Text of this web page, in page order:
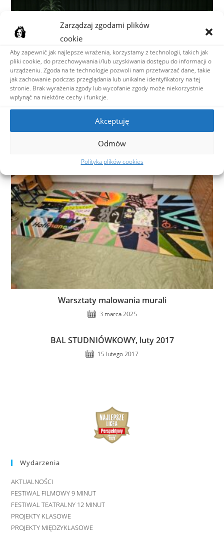
Zarządzaj zgodami plików
cookie
Aby zapewnić jak najlepsze wrażenia, korzystamy z technologii, takich jak
pliki cookie, do przechowywania i/lub uzyskiwania dostępu do informacji o
urządzeniu. Zgoda na te technologie pozwoli nam przetwarzać dane, takie
jak zachowanie podczas przeglądania lub unikalne identyfikatory na tej
stronie. Brak wyrażenia zgody lub wycofanie zgody może niekorzystnie
wpłynąć na niektóre cechy i funkcje.
Akceptuję
Odmów
Polityka plików cookies
Dzień otwarty dla kandydatów '2024
24 kwietnia 2024
Warsztaty malowania murali
3 marca 2025
BAL STUDNIÓWKOWY, luty 2017
15 lutego 2017
Wydarzenia
AKTUALNOŚCI
FESTIWAL FILMOWY 9 MINUT
FESTIWAL TEATRALNY 12 MINUT
PROJEKTY KLASOWE
PROJEKTY MIĘDZYKLASOWE